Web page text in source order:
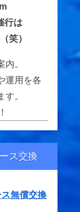
行は
笑）
。
運用を各
。
ス交換
無償交換